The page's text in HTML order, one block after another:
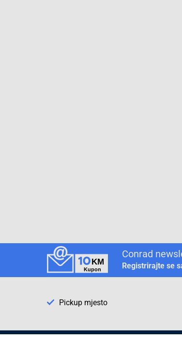
Conrad
Registrirajte se
Pickup mjesto